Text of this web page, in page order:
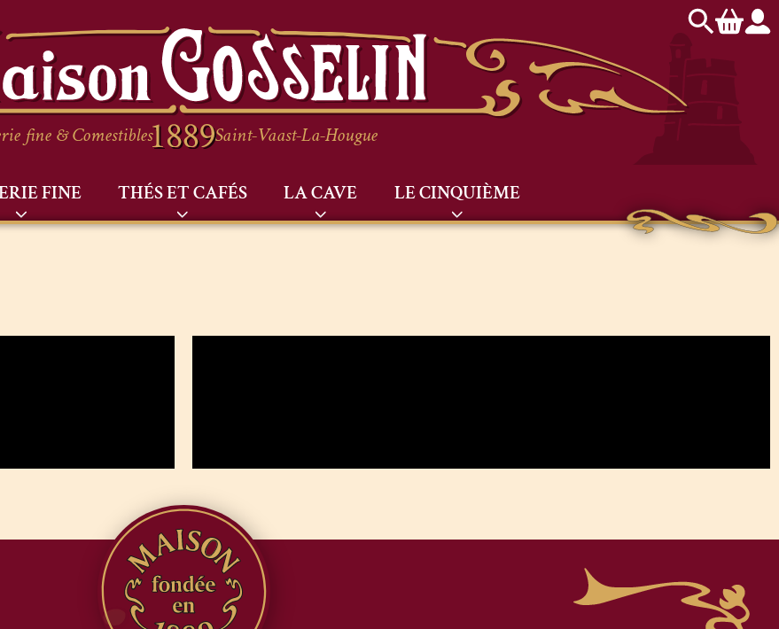
fine & Comestibles Saint-Vaast-La-Hougue
FINE THÉS ET CAFÉS LA CAVE LE CINQUIÈME